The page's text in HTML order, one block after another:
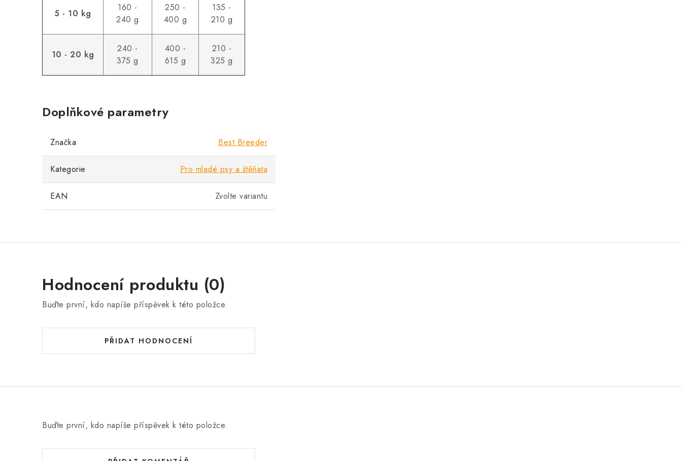
5 - 10 kg
160 -
240 g
250 -
400 g
135 -
210 g
10 - 20 kg
240 -
375 g
400 -
615 g
210 -
325 g
Doplňkové parametry
Značka Best Breeder
Kategorie Pro mladé psy a štěňata
EAN Zvolte variantu
Hodnocení produktu (0)
Buďte první, kdo napíše příspěvek k této položce.
PŘIDAT HODNOCENÍ
Buďte první, kdo napíše příspěvek k této položce.